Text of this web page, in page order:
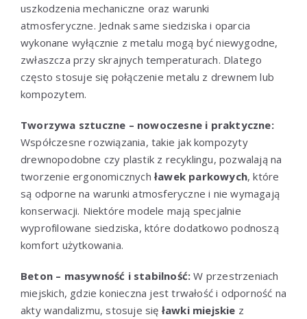
uszkodzenia mechaniczne oraz warunki
atmosferyczne. Jednak same siedziska i oparcia
wykonane wyłącznie z metalu mogą być niewygodne,
zwłaszcza przy skrajnych temperaturach. Dlatego
często stosuje się połączenie metalu z drewnem lub
kompozytem.
Tworzywa sztuczne – nowoczesne i praktyczne:
Współczesne rozwiązania, takie jak kompozyty
drewnopodobne czy plastik z recyklingu, pozwalają na
tworzenie ergonomicznych ławek parkowych, które
są odporne na warunki atmosferyczne i nie wymagają
konserwacji. Niektóre modele mają specjalnie
wyprofilowane siedziska, które dodatkowo podnoszą
komfort użytkowania.
Beton – masywność i stabilność:W przestrzeniach
miejskich, gdzie konieczna jest trwałość i odporność na
akty wandalizmu, stosuje się ławki miejskie z